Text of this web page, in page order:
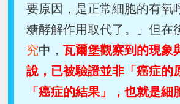
要原因，是正常細胞的有氧
糖酵解作用取代了。」但在
究中，瓦爾堡觀察到的現象
說，已被驗證並非「癌症的
「癌症的結果」，也就是細